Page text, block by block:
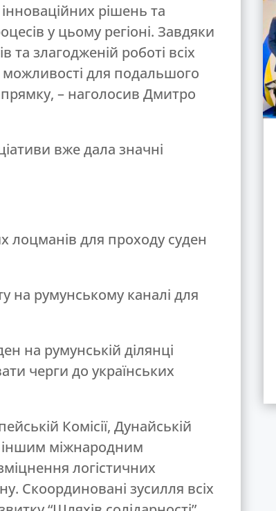
рішень та
у цьому регіоні. Завдяки
та злагодженій роботі всіх
для подальшого
– наголосив Дмитро
вже дала значні
лоцманів для проходу суден
на румунському каналі для
на румунській ділянці
черги до українських
Комісії, Дунайській
іншим міжнародним
логістичних
Скоординовані зусилля всіх